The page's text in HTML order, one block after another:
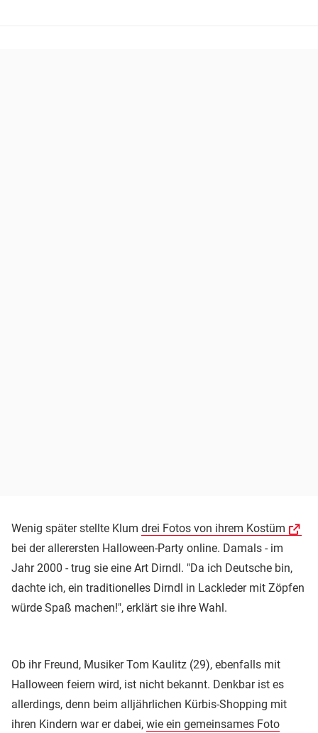
Wenig später stellte Klum drei Fotos von ihrem Kostüm
bei der allerersten Halloween-Party online. Damals - im
Jahr 2000 - trug sie eine Art Dirndl. "Da ich Deutsche bin,
dachte ich, ein traditionelles Dirndl in Lackleder mit Zöpfen
würde Spaß machen!", erklärt sie ihre Wahl.
Ob ihr Freund, Musiker Tom Kaulitz (29), ebenfalls mit
Halloween feiern wird, ist nicht bekannt. Denkbar ist es
allerdings, denn beim alljährlichen Kürbis-Shopping mit
ihren Kindern war er dabei, wie ein gemeinsames Foto